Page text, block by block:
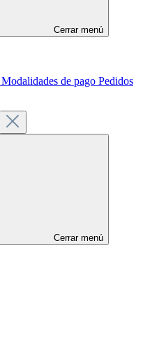
Cerrar menú
Modalidades de pago Pedidos
Cerrar menú